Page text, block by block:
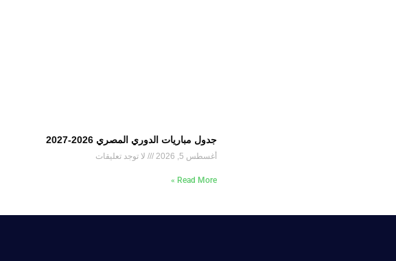
جدول مباريات الدوري المصري 2026-2027
أغسطس 5, 2026 لا توجد تعليقات
Read More »